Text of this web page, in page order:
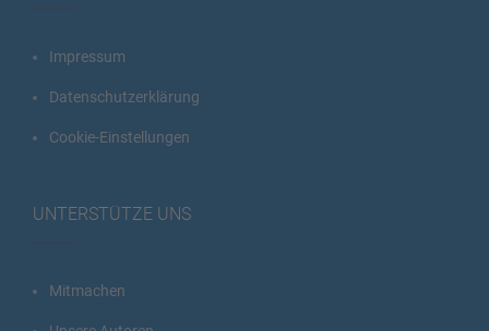
Impressum
Datenschutzerklärung
Cookie-Einstellungen
UNTERSTÜTZE UNS
Mitmachen